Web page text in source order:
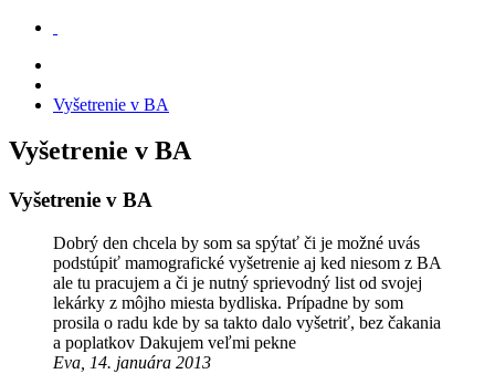
Vyšetrenie v BA
Vyšetrenie v BA
Vyšetrenie v BA
Dobrý den chcela by som sa spýtať či je možné uvás
podstúpiť mamografické vyšetrenie aj ked niesom z BA
ale tu pracujem a či je nutný sprievodný list od svojej
lekárky z môjho miesta bydliska. Prípadne by som
prosila o radu kde by sa takto dalo vyšetriť, bez čakania
a poplatkov Dakujem veľmi pekne
Eva, 14. januára 2013